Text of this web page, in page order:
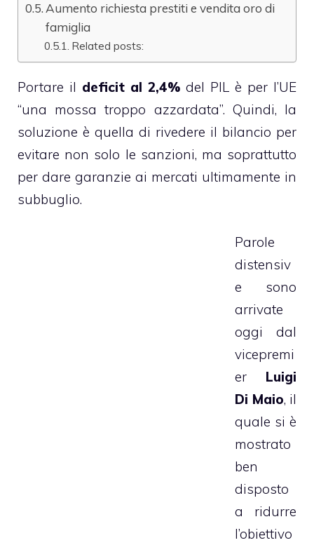
Aumento richiesta prestiti e vendita oro di
famiglia
Related posts:
Portare il deficit al 2,4% del PIL è per l’UE
“una mossa troppo azzardata”. Quindi, la
soluzione è quella di rivedere il bilancio per
evitare non solo le sanzioni, ma soprattutto
per dare garanzie ai mercati ultimamente in
subbuglio.
Parole
distensiv
e sono
arrivate
oggi dal
vicepremi
er Luigi
Di Maio, il
quale si è
mostrato
ben
disposto
a ridurre
l’obiettivo